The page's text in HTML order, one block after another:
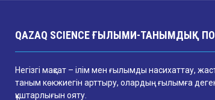
QAZAQ SCIENCE ҒЫЛЫМИ-ТАНЫМДЫҚ
Негізгі мақсат – ілім мен ғылымды насихаттау,
таным көкжиегін арттыру, олардың ғылымға
құштарлығын ояту.